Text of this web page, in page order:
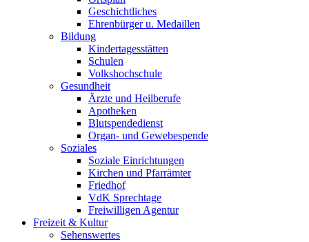
Geschichtliches
Ehrenbürger u. Medaillen
Bildung
Kindertagesstätten
Schulen
Volkshochschule
Gesundheit
Ärzte und Heilberufe
Apotheken
Blutspendedienst
Organ- und Gewebespende
Soziales
Soziale Einrichtungen
Kirchen und Pfarrämter
Friedhof
VdK Sprechtage
Freiwilligen Agentur
Freizeit & Kultur
Sehenswertes